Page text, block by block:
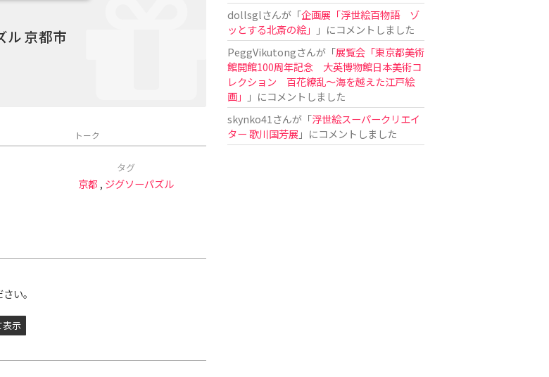
ル 京都市
トーク
タグ
京都 , ジグソーパズル
い。
示
dollsglさんが「企画展「浮世絵百物語 ゾ
ッとする北斎の絵」
」にコメントしました
PeggVikutongさんが「展覧会「東京都美術
館開館100周年記念 大英博物館日本美術コ
レクション 百花繚乱〜海を越えた江戸絵
画」
」にコメントしました
skynko41 さんが「浮世絵スーパークリエイ
ター 歌川国芳展 」にコメントしました